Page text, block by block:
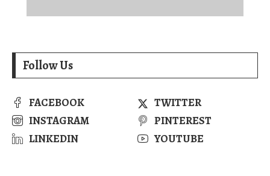
Follow Us
FACEBOOK
TWITTER
INSTAGRAM
PINTEREST
LINKEDIN
YOUTUBE